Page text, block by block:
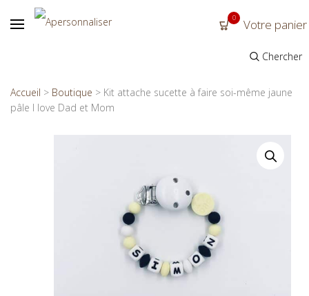
0 Votre panier
Chercher
Accueil > Boutique > Kit attache sucette à faire soi-même jaune
pâle I love Dad et Mom